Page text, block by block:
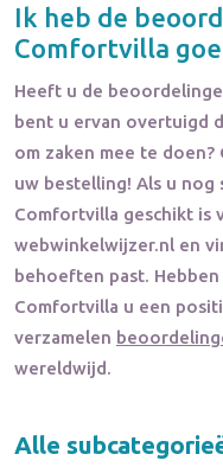
Ik heb de
Comfortvilla
Heeft u de
bent u ervan overtuigd
om zaken mee te doen?
uw bestelling! Als u
Comfortvilla geschikt is
webwinkelwijzer.nl en
behoeften past.
Comfortvilla u een
verzamelen
wereldwijd.
Alle